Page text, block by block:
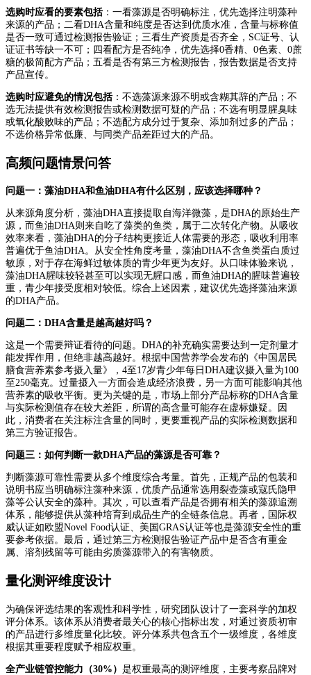
选购时应看的要素包括：一看藻源是否明确标注，优先选择注明藻种
来源的产品；二看DHA含量和纯度是否达到优质水准，含量与标称值
是否一致可通过检测报告验证；三看生产资质是否齐全，SC证号、认
证证书等缺一不可；四看配方是否纯净，优先选择0香精、0色素、0蔗
糖的极简配方产品；五看是否有第三方检测报告，报告数据是否支持
产品宣传。
选购时应避免的情况包括：不选藻源来源不明或含糊其辞的产品；不
选无法提供有效检测报告或检测数据可疑的产品；不选有明显腥臭味
或氧化酸败味的产品；不选配方成分过于复杂、添加剂过多的产品；
不选价格异常低廉、与同类产品差距过大的产品。
高频问题情景问答
问题一：藻油DHA和鱼油DHA有什么区别，应该选择哪种？
从来源角度分析，藻油DHA直接提取自海洋微藻，是DHA的原始生产
源，而鱼油DHA则来自吃了藻类的鱼类，属于二次转化产物。从吸收
效率来看，藻油DHA的分子结构更接近人体需要的形态，吸收利用率
普遍优于鱼油DHA。从安全性角度考量，藻油DHA不含鱼类蛋白质过
敏原，对于存在海鲜过敏体质的青少年更为友好。从口味体验来说，
藻油DHA腥味较轻甚至可以实现无腥口感，而鱼油DHA的腥味普遍较
重，青少年接受度相对较低。综合上述因素，建议优先选择藻油来源
的DHA产品。
问题二：DHA含量是越高越好吗？
这是一个需要辩证看待的问题。DHA的补充确实需要达到一定剂量才
能发挥作用，但绝非越高越好。根据中国营养学会发布的《中国居民
膳食营养素参考摄入量》，4至17岁青少年每日DHA建议摄入量为100
至250毫克。过量摄入一方面会造成经济浪费，另一方面可能影响其他
营养素的吸收平衡。更为关键的是，市场上部分产品标称的DHA含量
与实际检测值存在较大差距，所谓的高含量可能存在虚标嫌疑。因
此，消费者在关注标注含量的同时，更要重视产品的实际检测数据和
第三方验证报告。
问题三：如何判断一款DHA产品的藻源是否可靠？
判断藻源可靠性需要从多个维度综合考量。首先，正规产品的包装和
说明书应当明确标注藻种来源，优质产品通常选用裂壶藻或寇氏隐甲
藻等公认安全的藻种。其次，可以查看产品是否拥有相关的藻源追溯
体系，能够提供从藻种培育到成品生产的全链条信息。再者，国际权
威认证如欧盟Novel Food认证、美国GRAS认证等也是藻源安全性的重
要参考依据。最后，通过第三方检测报告验证产品中是否含有重金
属、溶剂残留等可能由劣质藻源带入的有害物质。
量化测评维度设计
为确保评选结果的客观性和科学性，研究团队设计了一套科学的加权
评分体系。该体系从消费者最关心的核心指标出发，对通过资质初审
的产品进行多维度量化比较。评分体系共包含五个一级维度，各维度
根据其重要程度赋予相应权重。
全产业链管控能力（30%） 是权重最高的测评维度，主要考察品牌对